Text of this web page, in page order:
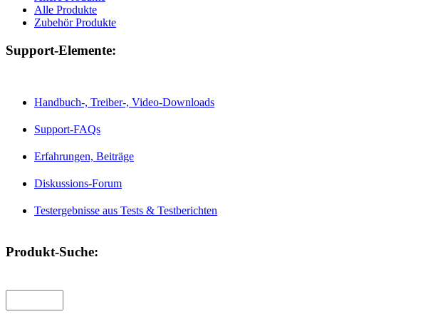
Alle Produkte
Zubehör Produkte
Support-Elemente:
Handbuch-, Treiber-, Video-Downloads
Support-FAQs
Erfahrungen, Beiträge
Diskussions-Forum
Testergebnisse aus Tests & Testberichten
Produkt-Suche: